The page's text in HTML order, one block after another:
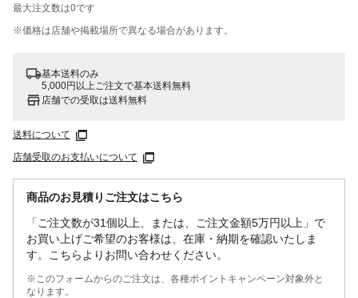
最大注文数は0です
※価格は​店舗や​掲載場所で​異なる​場合が​あります。
基本送料のみ
5,000円以上ご注文で基本送料無料
店舗での受取は送料無料
送料について
店舗受取のお支払いについて
商品のお見積りご注文はこちら
「ご注文数が31個以上、または、ご注文金額5万円以上」で
お買い上げご希望のお客様は、在庫・納期を確認いたしま
す。こちらよりお問い合わせください。
※このフォームからのご注文は、各種ポイントキャンペーン対象外と
なります。